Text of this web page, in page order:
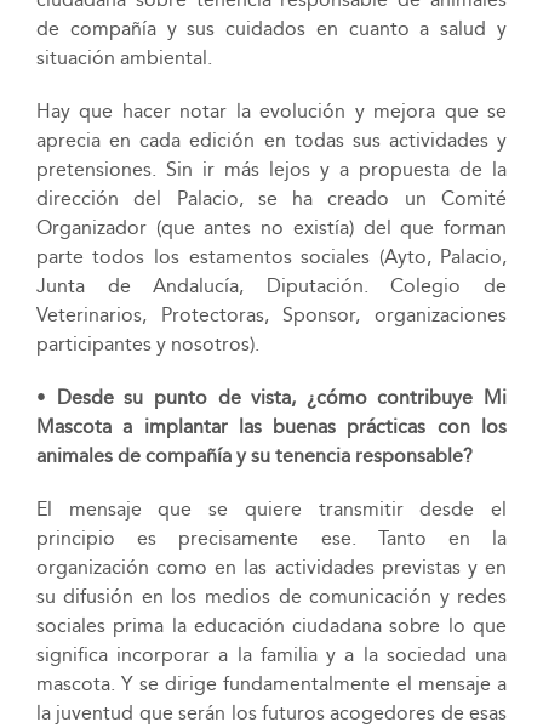
de compañía y sus cuidados en cuanto a salud y
situación ambiental.
Hay que hacer notar la evolución y mejora que se
aprecia en cada edición en todas sus actividades y
pretensiones. Sin ir más lejos y a propuesta de la
dirección del Palacio, se ha creado un Comité
Organizador (que antes no existía) del que forman
parte todos los estamentos sociales (Ayto, Palacio,
Junta de Andalucía, Diputación. Colegio de
Veterinarios, Protectoras, Sponsor, organizaciones
participantes y nosotros).
• Desde su punto de vista, ¿cómo contribuye Mi
Mascota a implantar las buenas prácticas con los
animales de compañía y su tenencia responsable?
El mensaje que se quiere transmitir desde el
principio es precisamente ese. Tanto en la
organización como en las actividades previstas y en
su difusión en los medios de comunicación y redes
sociales prima la educación ciudadana sobre lo que
significa incorporar a la familia y a la sociedad una
mascota. Y se dirige fundamentalmente el mensaje a
la juventud que serán los futuros acogedores de esas